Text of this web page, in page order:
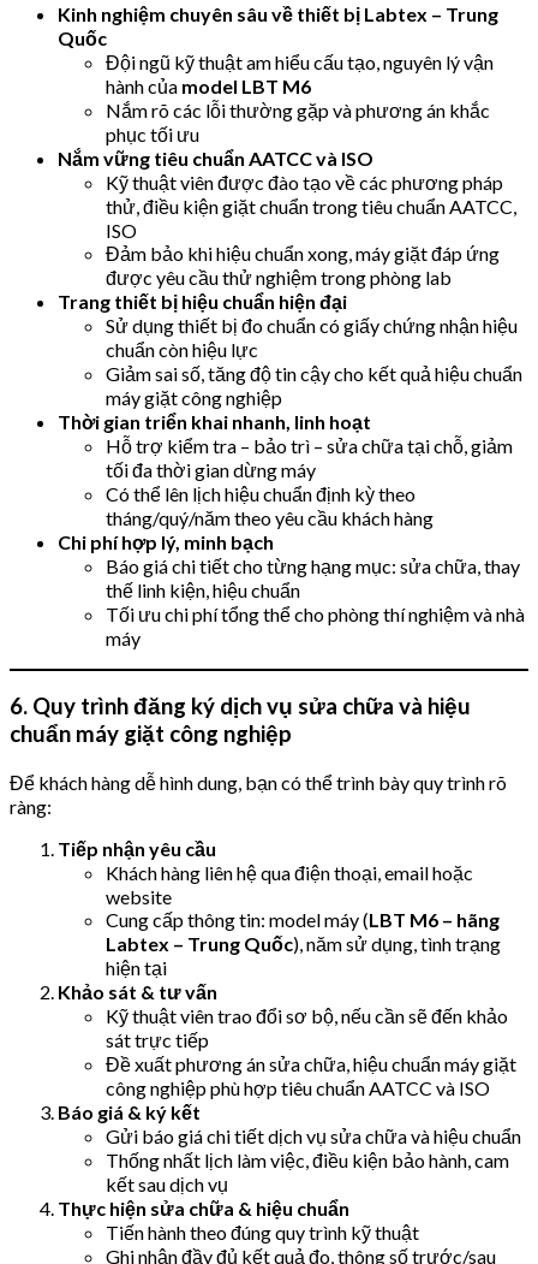
Kinh nghiệm chuyên sâu về thiết bị Labtex – Trung
Quốc
Đội ngũ kỹ thuật am hiểu cấu tạo, nguyên lý vận
hành của model LBT M6
Nắm rõ các lỗi thường gặp và phương án khắc
phục tối ưu
Nắm vững tiêu chuẩn AATCC và ISO
Kỹ thuật viên được đào tạo về các phương pháp
thử, điều kiện giặt chuẩn trong tiêu chuẩn AATCC,
ISO
Đảm bảo khi hiệu chuẩn xong, máy giặt đáp ứng
được yêu cầu thử nghiệm trong phòng lab
Trang thiết bị hiệu chuẩn hiện đại
Sử dụng thiết bị đo chuẩn có giấy chứng nhận hiệu
chuẩn còn hiệu lực
Giảm sai số, tăng độ tin cậy cho kết quả hiệu chuẩn
máy giặt công nghiệp
Thời gian triển khai nhanh, linh hoạt
Hỗ trợ kiểm tra – bảo trì – sửa chữa tại chỗ, giảm
tối đa thời gian dừng máy
Có thể lên lịch hiệu chuẩn định kỳ theo
tháng/quý/năm theo yêu cầu khách hàng
Chi phí hợp lý, minh bạch
Báo giá chi tiết cho từng hạng mục: sửa chữa, thay
thế linh kiện, hiệu chuẩn
Tối ưu chi phí tổng thể cho phòng thí nghiệm và nhà
máy
6. Quy trình đăng ký dịch vụ sửa chữa và hiệu
chuẩn máy giặt công nghiệp
Để khách hàng dễ hình dung, bạn có thể trình bày quy trình rõ
ràng:
Tiếp nhận yêu cầu
Khách hàng liên hệ qua điện thoại, email hoặc
website
Cung cấp thông tin: model máy (LBT M6 – hãng
Labtex – Trung Quốc), năm sử dụng, tình trạng
hiện tại
Khảo sát & tư vấn
Kỹ thuật viên trao đổi sơ bộ, nếu cần sẽ đến khảo
sát trực tiếp
Đề xuất phương án sửa chữa, hiệu chuẩn máy giặt
công nghiệp phù hợp tiêu chuẩn AATCC và ISO
Báo giá & ký kết
Gửi báo giá chi tiết dịch vụ sửa chữa và hiệu chuẩn
Thống nhất lịch làm việc, điều kiện bảo hành, cam
kết sau dịch vụ
Thực hiện sửa chữa & hiệu chuẩn
Tiến hành theo đúng quy trình kỹ thuật
Ghi nhận đầy đủ kết quả đo, thông số trước/sau